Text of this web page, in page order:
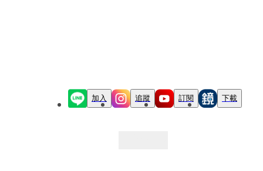
加入 追蹤 訂閱 下載